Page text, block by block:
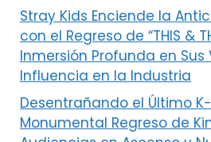
Stray Kids Enciende la
con el Regreso de “THIS &
Inmersión Profunda en Sus
Influencia en la Industria
Desentrañando el Último K-
Monumental Regreso de